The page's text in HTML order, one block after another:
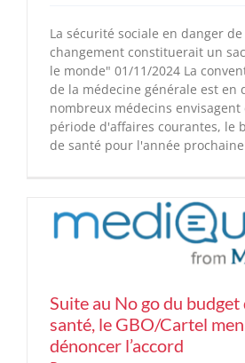
La sécurité sociale en danger
changement constituerait un
le monde" 01/11/2024 La
de la médecine générale est en
nombreux médecins
période d'affaires courantes, le
de santé pour l'année
Suite au No go du budget
santé, le GBO/Cartel
dénoncer l’accord